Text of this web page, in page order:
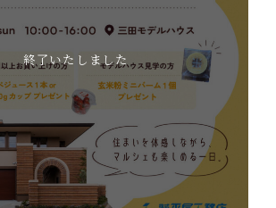
終了いたしました